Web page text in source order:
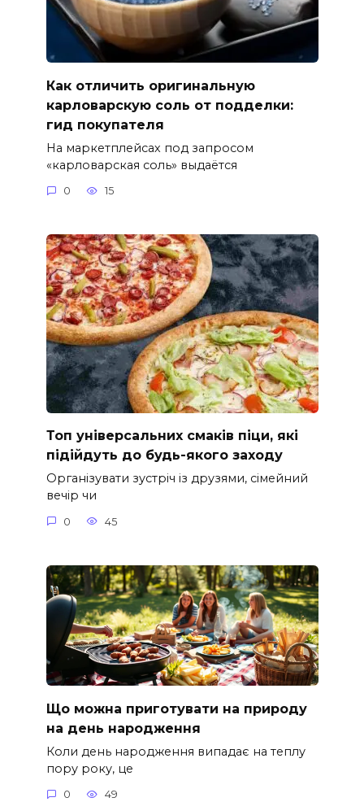
Как отличить оригинальную
карловарскую соль от подделки:
гид покупателя
На маркетплейсах под запросом
«карловарская соль» выдаётся
0 15
Топ універсальних смаків піци, які
підійдуть до будь-якого заходу
Організувати зустріч із друзями, сімейний
вечір чи
0 45
Що можна приготувати на природу
на день народження
Коли день народження випадає на теплу
пору року, це
0 49